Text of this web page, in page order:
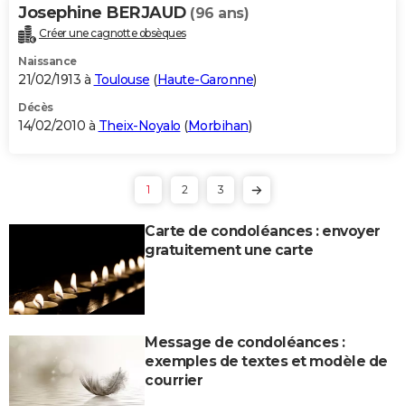
Josephine BERJAUD (96 ans)
Créer une cagnotte obsèques
Naissance
21/02/1913 à Toulouse (Haute-Garonne)
Décès
14/02/2010 à Theix-Noyalo (Morbihan)
1 2 3
Carte de condoléances : envoyer
gratuitement une carte
Message de condoléances :
exemples de textes et modèle de
courrier